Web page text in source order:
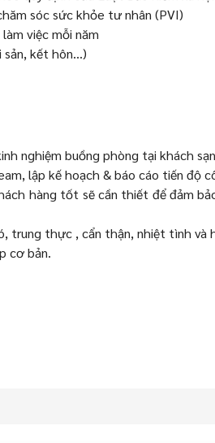
sóc sức khỏe tư nhân (PVI)
việc mỗi năm
sản, kết hôn…)
nghiệm buồng phòng tại khách
lập kế hoạch & báo cáo tiến độ
hàng tốt sẽ cần thiết để đảm
trung thực , cẩn thận, nhiệt tình
cơ bản.